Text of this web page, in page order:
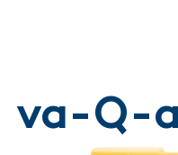
va-Q-